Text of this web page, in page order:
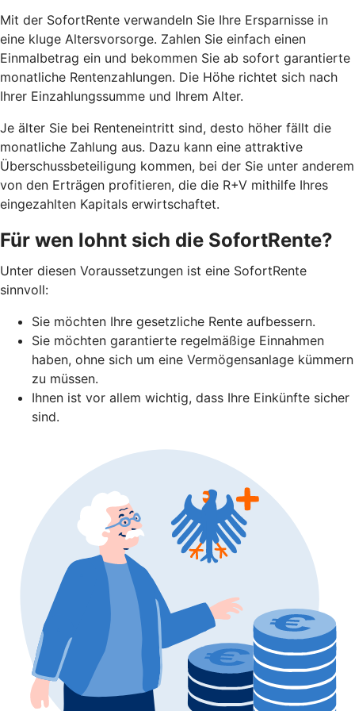
Mit der SofortRente verwandeln Sie Ihre Ersparnisse in
eine kluge Altersvorsorge. Zahlen Sie einfach einen
Einmalbetrag ein und bekommen Sie ab sofort garantierte
monatliche Rentenzahlungen. Die Höhe richtet sich nach
Ihrer Einzahlungssumme und Ihrem Alter.
Je älter Sie bei Renteneintritt sind, desto höher fällt die
monatliche Zahlung aus. Dazu kann eine attraktive
Überschussbeteiligung kommen, bei der Sie unter anderem
von den Erträgen profitieren, die die R+V mithilfe Ihres
eingezahlten Kapitals erwirtschaftet.
Für wen lohnt sich die SofortRente?
Unter diesen Voraussetzungen ist eine SofortRente
sinnvoll:
Sie möchten Ihre gesetzliche Rente aufbessern.
Sie möchten garantierte regelmäßige Einnahmen
haben, ohne sich um eine Vermögensanlage kümmern
zu müssen.
Ihnen ist vor allem wichtig, dass Ihre Einkünfte sicher
sind.